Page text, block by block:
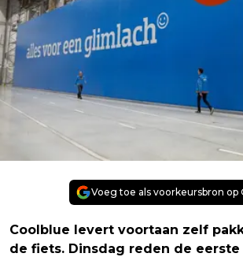
Voeg toe als voorkeursbron op
Coolblue levert voortaan zelf
de fiets. Dinsdag reden de